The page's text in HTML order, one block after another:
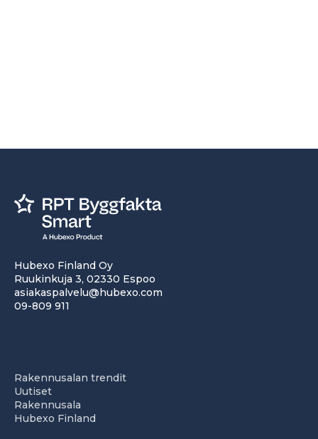
Hubexo Finland Oy
Ruukinkuja 3, 02330 Espoo
asiakaspalvelu@hubexo.com
09-809 911
Rakennusalan trendit
Uutiset
Rakennusala
Hubexo Finland